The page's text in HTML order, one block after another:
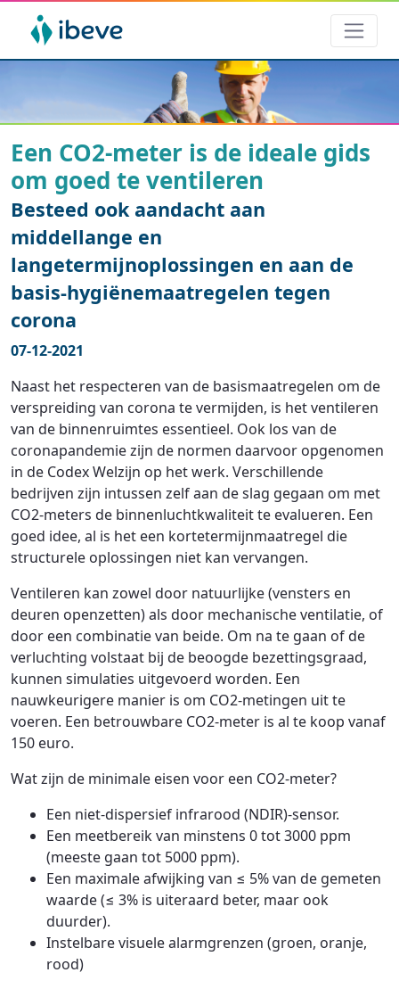
Een CO2-meter is de ideale gids
om goed te ventileren
Besteed ook aandacht aan
middellange en
langetermijnoplossingen en aan de
basis-hygiënemaatregelen tegen
corona
07-12-2021
Naast het respecteren van de basismaatregelen om de
verspreiding van corona te vermijden, is het ventileren
van de binnenruimtes essentieel. Ook los van de
coronapandemie zijn de normen daarvoor opgenomen
in de Codex Welzijn op het werk. Verschillende
bedrijven zijn intussen zelf aan de slag gegaan om met
CO2-meters de binnenluchtkwaliteit te evalueren. Een
goed idee, al is het een kortetermijnmaatregel die
structurele oplossingen niet kan vervangen.
Ventileren kan zowel door natuurlijke (vensters en
deuren openzetten) als door mechanische ventilatie, of
door een combinatie van beide. Om na te gaan of de
verluchting volstaat bij de beoogde bezettingsgraad,
kunnen simulaties uitgevoerd worden. Een
nauwkeurigere manier is om CO2-metingen uit te
voeren. Een betrouwbare CO2-meter is al te koop vanaf
150 euro.
Wat zijn de minimale eisen voor een CO2-meter?
Een niet-dispersief infrarood (NDIR)-sensor.
Een meetbereik van minstens 0 tot 3000 ppm
(meeste gaan tot 5000 ppm).
Een maximale afwijking van ≤ 5% van de gemeten
waarde (≤ 3% is uiteraard beter, maar ook
duurder).
Instelbare visuele alarmgrenzen (groen, oranje,
rood)